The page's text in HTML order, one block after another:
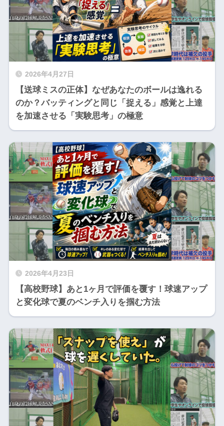
2026年4月27日
【送球ミスの正体】なぜあなたのボールは逸れる
のか？バッティングと同じ「捉える」感覚と上達
を加速させる「実験思考」の極意
2026年4月23日
【高校野球】あと1ヶ月で評価を覆す！球速アップ
と変化球で夏のベンチ入りを掴む方法